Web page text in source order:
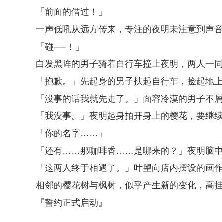
「前面的借过！」
一声低吼从远方传来，专注的夜明未注意到声
「碰──！」
白发黑眸的男子骑着自行车撞上夜明，两人一
「抱歉。」先起身的男子扶起自行车，捡起地
「没事的话我就先走了。」面容冷漠的男子不
「我没事。」夜明起身拍开身上的樱花，要继
「你的名字……」
「还有……那咖啡香……是哪来的？」夜明脑
「这两人终于相遇了。」叶望向店内摆设的画
相邻的樱花树与枫树，似乎产生新的变化，高
『誓约正式启动』